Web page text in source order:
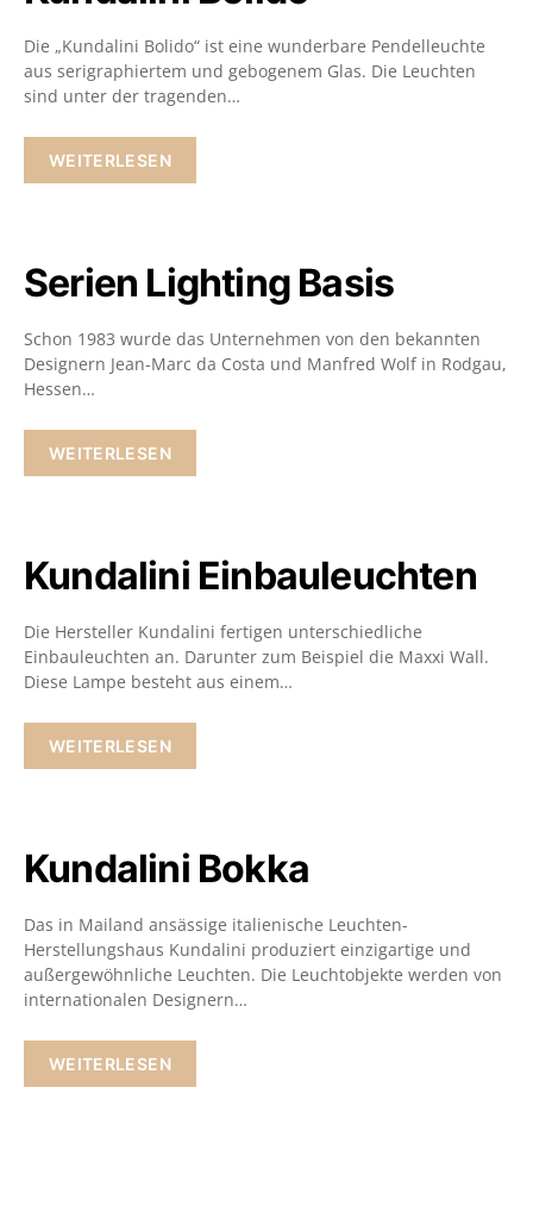
Die „Kundalini Bolido“ ist eine wunderbare Pendelleuchte
aus serigraphiertem und gebogenem Glas. Die Leuchten
sind unter der tragenden…
WEITERLESEN
Serien Lighting Basis
Schon 1983 wurde das Unternehmen von den bekannten
Designern Jean-Marc da Costa und Manfred Wolf in Rodgau,
Hessen…
WEITERLESEN
Kundalini Einbauleuchten
Die Hersteller Kundalini fertigen unterschiedliche
Einbauleuchten an. Darunter zum Beispiel die Maxxi Wall.
Diese Lampe besteht aus einem…
WEITERLESEN
Kundalini Bokka
Das in Mailand ansässige italienische Leuchten-
Herstellungshaus Kundalini produziert einzigartige und
außergewöhnliche Leuchten. Die Leuchtobjekte werden von
internationalen Designern…
WEITERLESEN